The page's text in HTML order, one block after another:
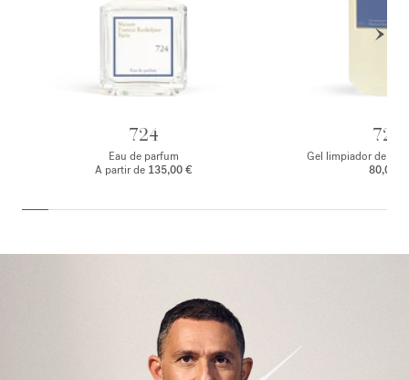
724
Eau de parfum
A partir de 135,00 €
724
Gel limpiador de
80,00 €